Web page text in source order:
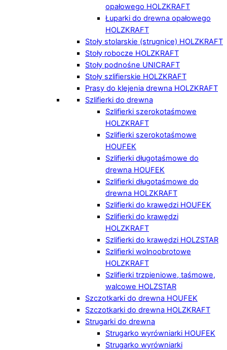
opałowego HOLZKRAFT
Łuparki do drewna opałowego
HOLZKRAFT
Stoły stolarskie (strugnice) HOLZKRAFT
Stoły robocze HOLZKRAFT
Stoły podnośne UNICRAFT
Stoły szlifierskie HOLZKRAFT
Prasy do klejenia drewna HOLZKRAFT
Szlifierki do drewna
Szlifierki szerokotaśmowe
HOLZKRAFT
Szlifierki szerokotaśmowe
HOUFEK
Szlifierki długotaśmowe do
drewna HOUFEK
Szlifierki długotaśmowe do
drewna HOLZKRAFT
Szlifierki do krawędzi HOUFEK
Szlifierki do krawędzi
HOLZKRAFT
Szlifierki do krawędzi HOLZSTAR
Szlifierki wolnoobrotowe
HOLZKRAFT
Szlifierki trzpieniowe, taśmowe,
walcowe HOLZSTAR
Szczotkarki do drewna HOUFEK
Szczotkarki do drewna HOLZKRAFT
Strugarki do drewna
Strugarko wyrówniarki HOUFEK
Strugarko wyrówniarki